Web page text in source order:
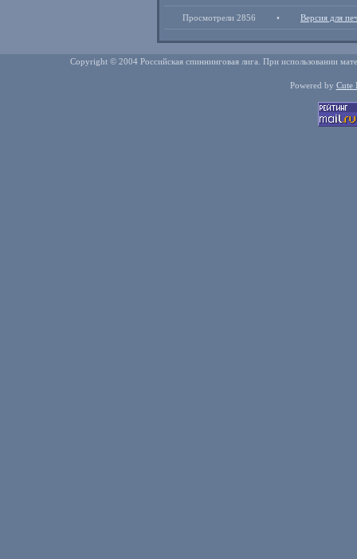
Просмотрели 2856 • Версия для
Copyright © 2004 Российская спиннинговая лига. При использовании
Powered by Cute